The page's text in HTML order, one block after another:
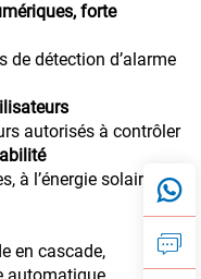
forte
de détection d’alarme
autorisés à contrôler
à l’énergie solaire et
en cascade,